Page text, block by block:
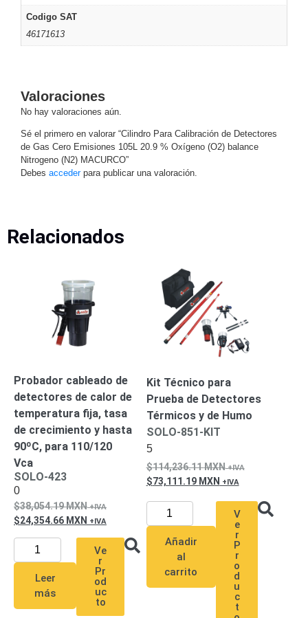
TurretEspecialesLente
Motorizado
-
- TurboHD
TVI / AHD
Drones,
Robots e
Industrial
Cámaras
Adaptadores
de
Alimentación
de
Alimentación
con
PoEPDUPlantas
de
EnergíaPoE
de Largo
AlcanceUPS
Kits-
Completos
IP
Canales
TurboHD
de 8
Canales
Monitores
Codigo SAT
46171613
Valoraciones
No hay valoraciones aún.
Sé el primero en valorar “Cilindro Para Calibración de Detectores
de Gas Cero Emisiones 105L 20.9 % Oxígeno (O2) balance
Nitrogeno (N2) MACURCO”
Debes accederpara publicar una valoración.
Relacionados
Probador cableado de
detectores de calor de
temperatura fija, tasa
de crecimiento y hasta
90ºC, para 110/120
Vca
SOLO-423
0
38,054.19MXN
24,354.66 MXN
Leer
más
Ve
r
Pr
od
uc
to
Kit Técnico para
Prueba de Detectores
Térmicos y de Humo
SOLO-851-KIT
5
114,236.11MXN
73,111.19 MXN
Añadir
al
carrito
V
e
r
P
r
o
d
u
c
t